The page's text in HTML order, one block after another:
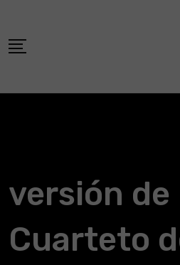
content
versión de
Cuarteto